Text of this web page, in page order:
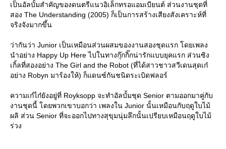
เป็นอัลบั้มสำคัญของดนตรีแนวอิเล็กทรอแอมเบียนต์ ส่วนงานชุดที่
สอง The Understanding (2005) ก็เป็นการสร้างเสียงสังเคราะห์ที่
จริงจังมากขึ้น
ว่ากันว่า Junior เป็นเหมือนส่วนผสมของงานสองชุดแรก โดยเพลง
นำอย่าง Happy Up Here ไปในทางกุ๊กกิ๊กน่ารักแบบยุคแรก ส่วนซิง
เกิ้ลที่สองอย่าง The Girl and the Robot (ที่ได้สาวชาวสวีเดนสุดเก๋
อย่าง Robyn มาร้องให้) ก็แดนซ์กันชนิดระเบิดฟลอร์
ความเก๋ไก๋ยังอยู่ที่ Royksopp จะทำอัลบั้มชุด Senior ตามออกมาคู่กับ
งานชุดนี้ โดยพวกเขาบอกว่า เพลงใน Junior นั้นเหมือนกับฤดูใบไม้
ผลิ ส่วน Senior ที่จะออกไปทางสุขุมนุ่มลึกนั้นเปรียบเหมือนฤดูใบไม้
ร่วง